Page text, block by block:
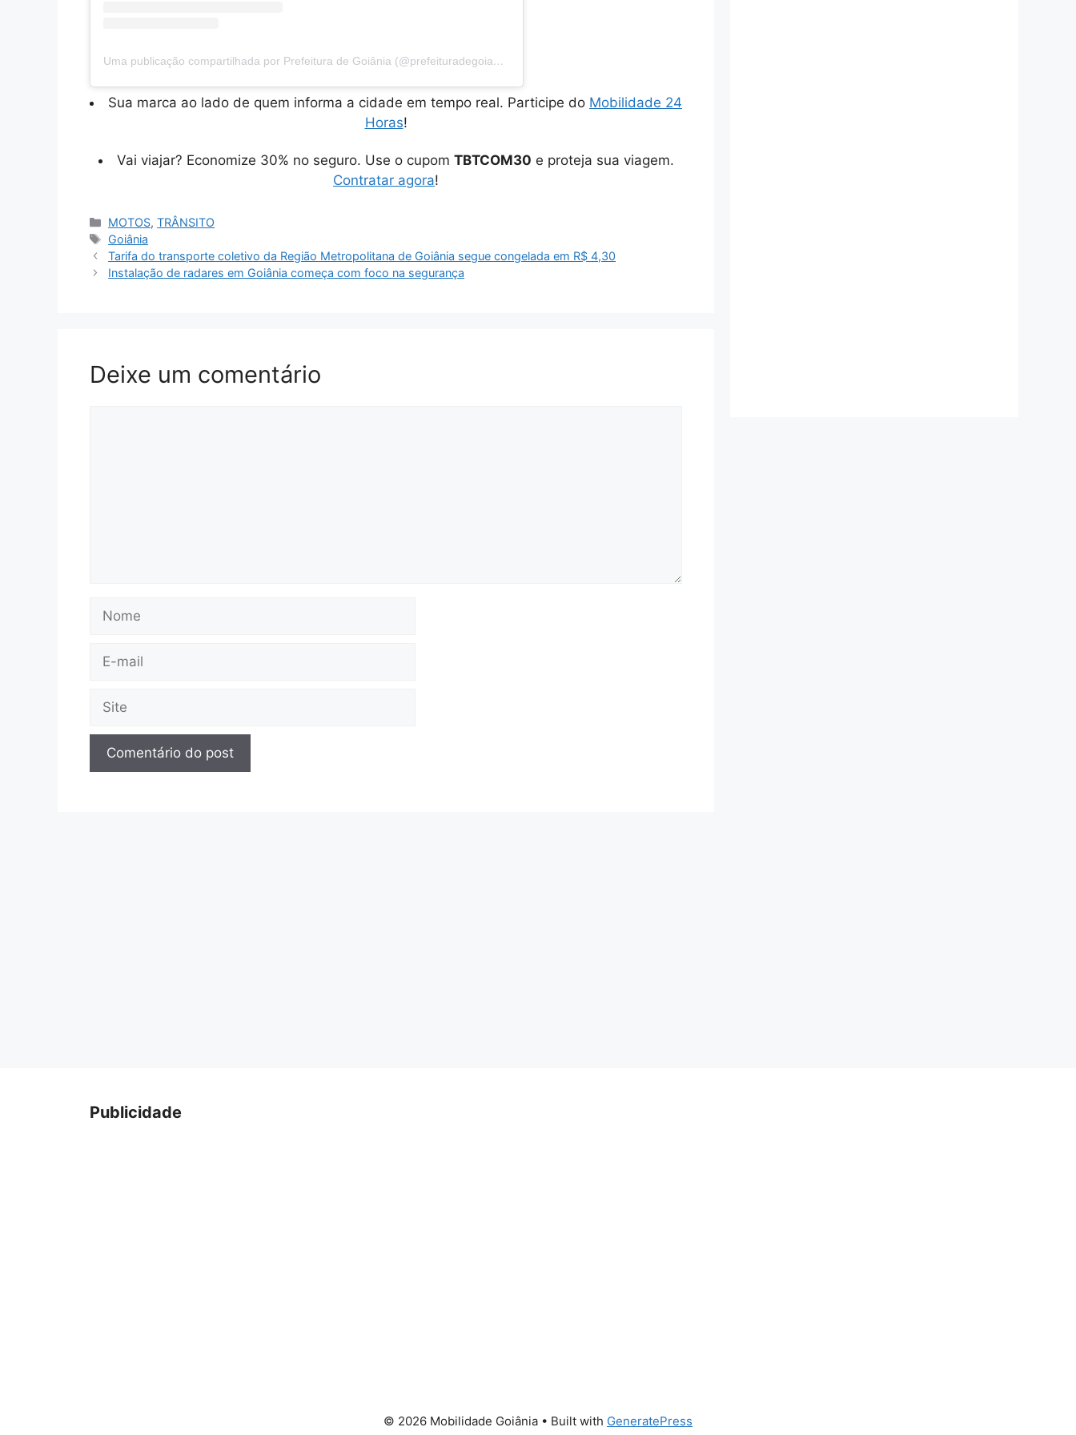
Uma publicação compartilhada por Prefeitura de Goiânia (@prefeituradegoiania)
Sua marca ao lado de quem informa a cidade em tempo real. Participe do Mobilidade 24
Horas!
Vai viajar? Economize 30% no seguro. Use o cupom TBTCOM30 e proteja sua viagem.
Contratar agora!
Categorias
MOTOS,TRÂNSITO
Tags
Goiânia
Tarifa do transporte coletivo da Região Metropolitana de Goiânia segue congelada em R$ 4,30
Instalação de radares em Goiânia começa com foco na segurança
Deixe um comentário
mail
Publicidade
© 2026 Mobilidade Goiânia • Built with GeneratePress